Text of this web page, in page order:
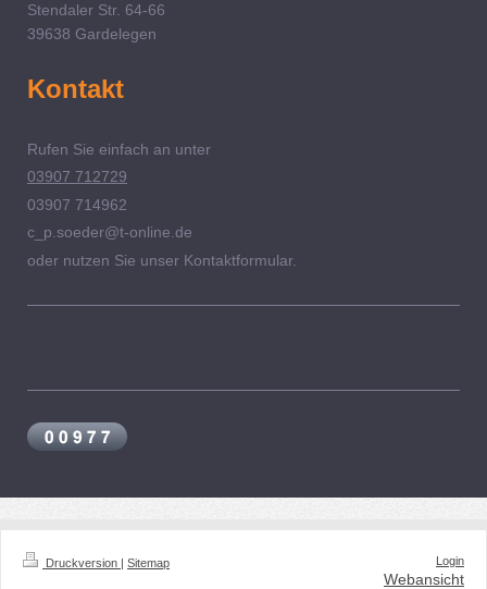
Stendaler Str. 64-66
39638 Gardelegen
Kontakt
Rufen Sie einfach an unter
03907 712729
03907 714962
c_p.soeder@t-online.de
oder nutzen Sie unser Kontaktformular.
Druckversion | Sitemap Login
Webansicht